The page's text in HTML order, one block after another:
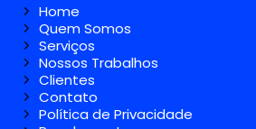
Home
Quem Somos
Serviços
Nossos Trabalhos
Clientes
Contato
Política de Privacidade